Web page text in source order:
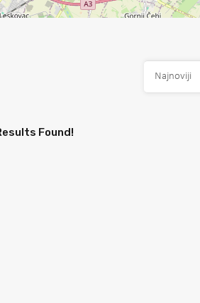
Najnoviji
Found!